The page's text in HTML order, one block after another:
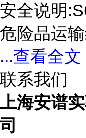
安全说明
危险品运
...查看全文
联系我们
上海安谱
司